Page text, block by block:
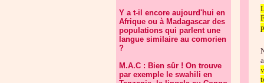
Y a t-il encore aujourd'hui en
Afrique ou à Madagascar des
populations qui parlent une
langue similaire au comorien
?
M.A.C : Bien sûr ! On trouve
par exemple le swahili en